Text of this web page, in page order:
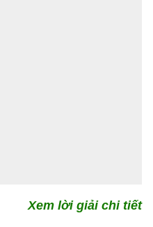
Xem lời giải chi tiết